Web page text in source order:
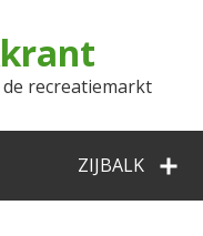
recreatiemarkt
ZIJBALK